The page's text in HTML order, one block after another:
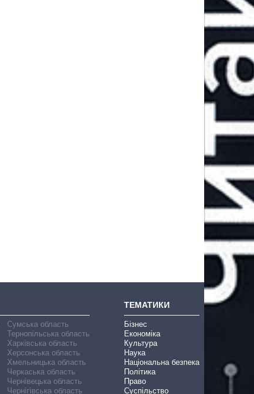
Сумська область
Тернопільська область
Харківська область
Херсонська область
Хмельницька область
Черкаська область
Чернівецька область
Чернігівська область
ТЕМАТИКИ
Бізнес
Економіка
Культура
Наука
Національна безпека
Політика
Право
Суспільство